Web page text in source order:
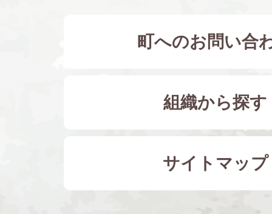
町へのお問い合
組織から探す
サイトマップ